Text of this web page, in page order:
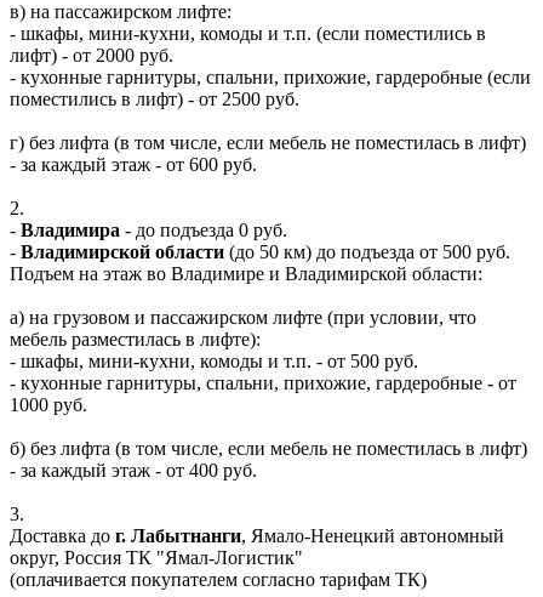
в) на пассажирском лифте:
- шкафы, мини-кухни, комоды и т.п. (если поместились в
лифт) - от 2000 руб.
- кухонные гарнитуры, спальни, прихожие, гардеробные (если
поместились в лифт) - от 2500 руб.
г) без лифта (в том числе, если мебель не поместилась в лифт)
- за каждый этаж - от 600 руб.
2.
- Владимира - до подъезда 0 руб.
- Владимирской области (до 50 км) до подъезда от 500 руб.
Подъем на этаж во Владимире и Владимирской области:
а) на грузовом и пассажирском лифте (при условии, что
мебель разместилась в лифте):
- шкафы, мини-кухни, комоды и т.п. - от 500 руб.
- кухонные гарнитуры, спальни, прихожие, гардеробные - от
1000 руб.
б) без лифта (в том числе, если мебель не поместилась в лифт)
- за каждый этаж - от 400 руб.
3.
Доставка до г. Лабытнанги, Ямало-Ненецкий автономный
округ, Россия ТК "Ямал-Логистик"
(оплачивается покупателем согласно тарифам ТК)